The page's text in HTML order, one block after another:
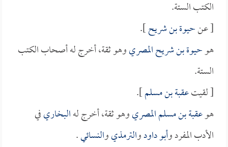
الكتب الستة.
[ عنحيوة بن شريح].
هوحيوة بن شريح المصريوهو ثقة، أخرج له أصحاب الكتب
الستة.
[ لقيتعقبة بن مسلم].
هوعقبة بن مسلم المصريوهو ثقة، أخرج لهالبخاريفي
الأدب المفرد وأبو داودوالترمذيوالنسائي.